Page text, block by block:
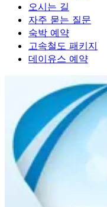
오시는 길
자주 묻는 질문
숙박 예약
고속철도 패키지
데이유스 예약